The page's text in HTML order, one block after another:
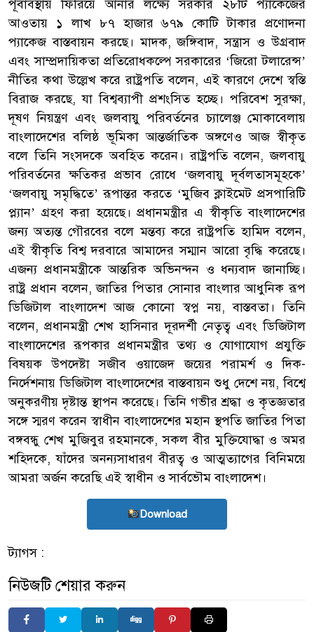
পূর্বাবস্থায় ফিরিয়ে আনার লক্ষ্যে সরকার ২৮টি প্যাকেজের
আওতায় ১ লাখ ৮৭ হাজার ৬৭৯ কোটি টাকার প্রণোদনা
প্যাকেজ বাস্তবায়ন করছে। মাদক, জঙ্গিবাদ, সন্ত্রাস ও উগ্রবাদ
এবং সাম্প্রদায়িকতা প্রতিরোধকল্পে সরকারের ‘জিরো টলারেন্স’
নীতির কথা উল্লেখ করে রাষ্ট্রপতি বলেন, এই কারণে দেশে স্বস্তি
বিরাজ করছে, যা বিশ্বব্যাপী প্রশংসিত হচ্ছে। পরিবেশ সুরক্ষা,
দূষণ নিয়ন্ত্রণ এবং জলবায়ু পরিবর্তনের চ্যালেঞ্জ মোকাবেলায়
বাংলাদেশের বলিষ্ঠ ভূমিকা আন্তর্জাতিক অঙ্গণেও আজ স্বীকৃত
বলে তিনি সংসদকে অবহিত করেন। রাষ্ট্রপতি বলেন, জলবায়ু
পরিবর্তনের ক্ষতিকর প্রভাব রোধে ‘জলবায়ু দূর্বলতাসমূহকে’
‘জলবায়ু সমৃদ্ধিতে’ রূপান্তর করতে ‘মুজিব ক্লাইমেট প্রসপারিটি
প্ল্যান’ গ্রহণ করা হয়েছে। প্রধানমন্ত্রীর এ স্বীকৃতি বাংলাদেশের
জন্য অত্যন্ত গৌরবের বলে মন্তব্য করে রাষ্ট্রপতি হামিদ বলেন,
এই স্বীকৃতি বিশ্ব দরবারে আমাদের সম্মান আরো বৃদ্ধি করেছে।
এজন্য প্রধানমন্ত্রীকে আন্তরিক অভিনন্দন ও ধন্যবাদ জানাচ্ছি।
রাষ্ট্র প্রধান বলেন, জাতির পিতার সোনার বাংলার আধুনিক রূপ
ডিজিটাল বাংলাদেশ আজ কোনো স্বপ্ন নয়, বাস্তবতা। তিনি
বলেন, প্রধানমন্ত্রী শেখ হাসিনার দূরদর্শী নেতৃত্ব এবং ডিজিটাল
বাংলাদেশের রূপকার প্রধানমন্ত্রীর তথ্য ও যোগাযোগ প্রযুক্তি
বিষয়ক উপদেষ্টা সজীব ওয়াজেদ জয়ের পরামর্শ ও দিক-
নির্দেশনায় ডিজিটাল বাংলাদেশের বাস্তবায়ন শুধু দেশে নয়, বিশ্বে
অনুকরণীয় দৃষ্টান্ত স্থাপন করেছে। তিনি গভীর শ্রদ্ধা ও কৃতজ্ঞতার
সঙ্গে স্মরণ করেন স্বাধীন বাংলাদেশের মহান স্থপতি জাতির পিতা
বঙ্গবন্ধু শেখ মুজিবুর রহমানকে, সকল বীর মুক্তিযোদ্ধা ও অমর
শহিদকে, যাঁদের অনন্যসাধারণ বীরত্ব ও আত্মত্যাগের বিনিময়ে
আমরা অর্জন করেছি এই স্বাধীন ও সার্বভৌম বাংলাদেশ।
Download
ট্যাগস :
নিউজটি শেয়ার করুন